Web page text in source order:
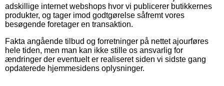
adskillige internet webshops hvor vi publicerer butikkernes
produkter, og tager imod godtgørelse såfremt vores
besøgende foretager en transaktion.
Fakta angående tilbud og forretninger på nettet ajourføres
hele tiden, men man kan ikke stille os ansvarlig for
ændringer der eventuelt er realiseret siden vi sidste gang
opdaterede hjemmesidens oplysninger.